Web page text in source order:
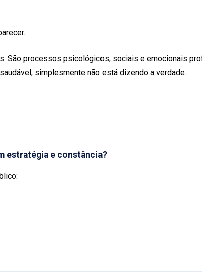
São processos psicológicos, sociais e emocionais
simplesmente não está dizendo a verdade.
estratégia e constância?